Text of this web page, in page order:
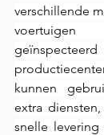
verschillende
kunnen
extra
snelle